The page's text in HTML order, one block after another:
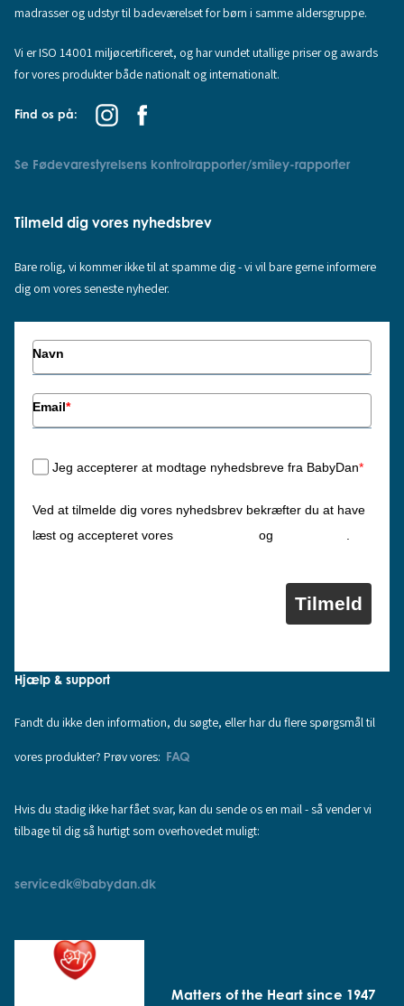
madrasser og udstyr til badeværelset for børn i samme aldersgruppe.
Vi er ISO 14001 miljøcertificeret, og har vundet utallige priser og awards
for vores produkter både nationalt og internationalt.
Find os på:
Se Fødevarestyrelsens kontrolrapporter/smiley-rapporter
Tilmeld dig vores nyhedsbrev
Bare rolig, vi kommer ikke til at spamme dig - vi vil bare gerne informere
dig om vores seneste nyheder.
Navn
Email*
Jeg accepterer at modtage nyhedsbreve fra BabyDan*
Ved at tilmelde dig vores nyhedsbrev bekræfter du at have
læst og accepteret vores
og .
Tilmeld
Hjælp & support
Fandt du ikke den information, du søgte, eller har du flere spørgsmål til
vores produkter? Prøv vores: FAQ
Hvis du stadig ikke har fået svar, kan du sende os en mail - så vender vi
tilbage til dig så hurtigt som overhovedet muligt:
servicedk@babydan.dk
Matters of the Heart since 1947